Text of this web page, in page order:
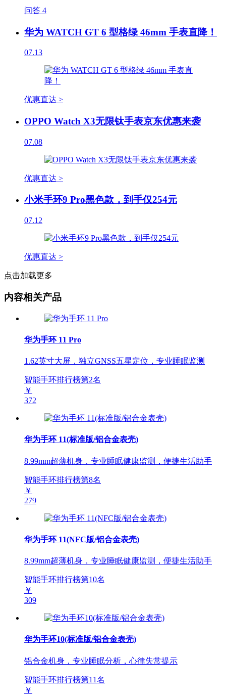
问答 4
华为 WATCH GT 6 型格绿 46mm 手表直降！
07.13
优惠直达 >
OPPO Watch X3无限钛手表京东优惠来袭
07.08
优惠直达 >
小米手环9 Pro黑色款，到手仅254元
07.12
优惠直达 >
点击加载更多
内容相关产品
华为手环 11 Pro
1.62英寸大屏，独立GNSS五星定位，专业睡眠监测
智能手环排行榜第2名
￥
372
华为手环 11(标准版/铝合金表壳)
8.99mm超薄机身，专业睡眠健康监测，便捷生活助手
智能手环排行榜第8名
￥
279
华为手环 11(NFC版/铝合金表壳)
8.99mm超薄机身，专业睡眠健康监测，便捷生活助手
智能手环排行榜第10名
￥
309
华为手环10(标准版/铝合金表壳)
铝合金机身，专业睡眠分析，心律失常提示
智能手环排行榜第11名
￥